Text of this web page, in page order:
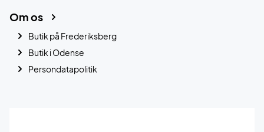
Om os
Butik på Frederiksberg
Butik i Odense
Persondatapolitik